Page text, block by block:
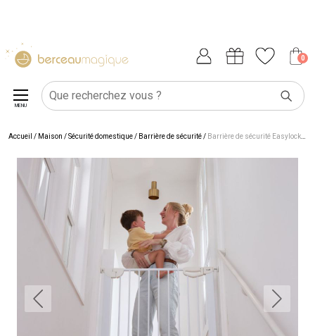
0
MENU
Accueil / Maison /Sécurité domestique/ Barrière de sécurité/ Barrière de sécurité Easylock Flatstep Blanche (118 à 125 cm)